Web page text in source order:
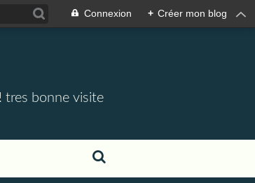
Connexion + Créer mon blog
tres bonne visite